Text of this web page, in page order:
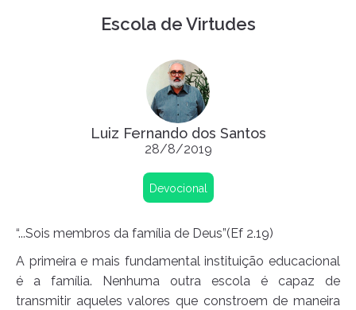
Escola de Virtudes
Luiz Fernando dos Santos
28/8/2019
Devocional
“...Sois membros da família de Deus”(Ef 2.19)
A primeira e mais fundamental instituição educacional
é a família. Nenhuma outra escola é capaz de
transmitir aqueles valores que constroem de maneira